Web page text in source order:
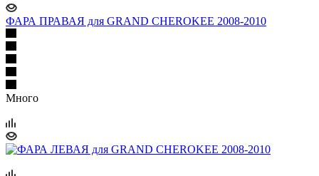
ФАРА ПРАВАЯ для GRAND CHEROKEE 2008-2010
Много